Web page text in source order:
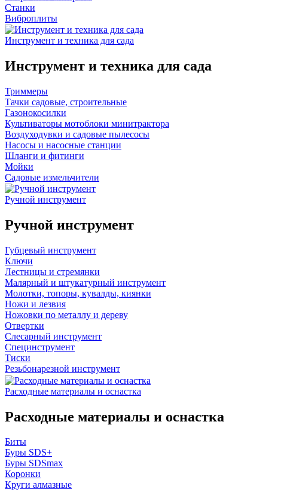
Станки
Виброплиты
Инструмент и техника для сада
Инструмент и техника для сада
Триммеры
Тачки садовые, строительные
Газонокосилки
Культиваторы мотоблоки минитрактора
Воздуходувки и садовые пылесосы
Насосы и насосные станции
Шланги и фитинги
Мойки
Садовые измельчители
Ручной инструмент
Ручной инструмент
Губцевый инструмент
Ключи
Лестницы и стремянки
Малярный и штукатурный инструмент
Молотки, топоры, кувалды, киянки
Ножи и лезвия
Ножовки по металлу и дереву
Отвертки
Слесарный инструмент
Специнструмент
Тиски
Резьбонарезной инструмент
Расходные материалы и оснастка
Расходные материалы и оснастка
Биты
Буры SDS+
Буры SDSmax
Коронки
Круги алмазные